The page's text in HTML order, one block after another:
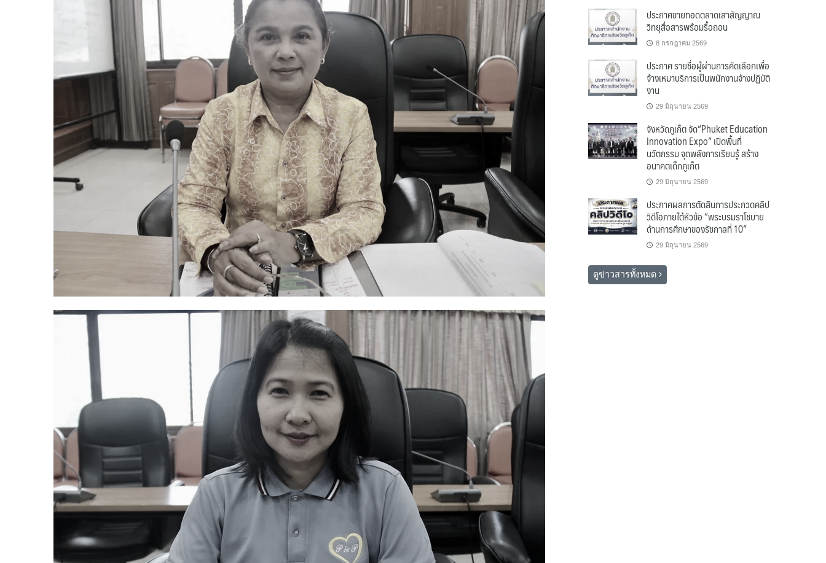
ประกาศขายทอดตลาดเสาสัญญาณ
วิทยุสื่อสารพร้อมรื้อถอน
8 กรกฎาคม 2569
ประกาศ รายชื่อผู้ผ่านการคัดเลือกเพื่อ
จ้างเหมาบริการเป็นพนักงานจ้างปฏิบัติ
งาน
29 มิถุนายน 2569
จังหวัดภูเก็ต จัด“Phuket Education
Innovation Expo” เปิดพื้นที่
นวัตกรรม จุดพลังการเรียนรู้ สร้าง
อนาคตเด็กภูเก็ต
29 มิถุนายน 2569
ประกาศผลการตัดสินการประกวดคลิป
วิดีโอภายใต้หัวข้อ “พระบรมราโชบาย
ด้านการศึกษาของรัชกาลที่ 10”
29 มิถุนายน 2569
ดูข่าวสารทั้งหมด